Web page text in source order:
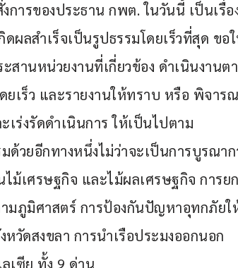
ารของประธาน กพต. ในวันนี้ เป็นเรื่อ
ลสำเร็จเป็นรูปธรรมโดยเร็วที่สุด​ ขอ
านหน่วยงานที่เกี่ยวข้อง ดำเนินงานต
เร็ว และรายงานให้ทราบ หรือ พิจาร
เร่งรัดดำเนินการ ให้เป็นไปตาม
ด้วยอีกทางหนึ่งไม่ว่าจะเป็นการบูรณาก
เศรษฐกิจ และไม้ผลเศรษฐกิจ การยก
ามภูมิศาสตร์ การป้องกันปัญหาอุทกภัยใ
วัดสงขลา ​การนำเรือประมงออกนอก
ซีย ทั้ง 9 ด่าน